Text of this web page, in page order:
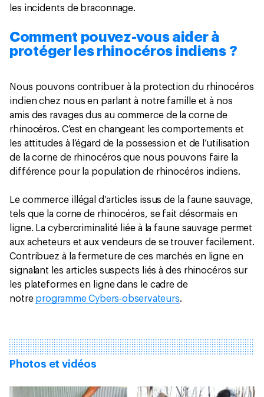
les incidents de braconnage.
Comment pouvez-vous aider à
protéger les rhinocéros indiens ?
Nous pouvons contribuer à la protection du rhinocéros
indien chez nous en parlant à notre famille et à nos
amis des ravages dus au commerce de la corne de
rhinocéros. C’est en changeant les comportements et
les attitudes à l’égard de la possession et de l’utilisation
de la corne de rhinocéros que nous pouvons faire la
différence pour la population de rhinocéros indiens.
Le commerce illégal d’articles issus de la faune sauvage,
tels que la corne de rhinocéros, se fait désormais en
ligne. La cybercriminalité liée à la faune sauvage permet
aux acheteurs et aux vendeurs de se trouver facilement.
Contribuez à la fermeture de ces marchés en ligne en
signalant les articles suspects liés à des rhinocéros sur
les plateformes en ligne dans le cadre de
notre programme Cybers-observateurs.
Photos et vidéos